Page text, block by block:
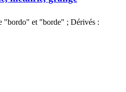
"bordo" et "borde" ; Dérivés :